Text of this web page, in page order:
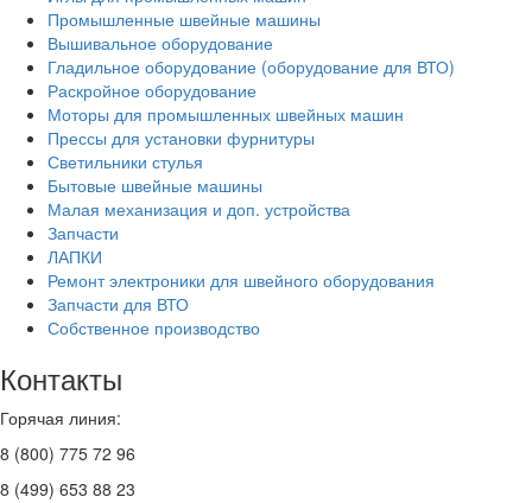
Промышленные швейные машины
Вышивальное оборудование
Гладильное оборудование (оборудование для ВТО)
Раскройное оборудование
Моторы для промышленных швейных машин
Прессы для установки фурнитуры
Светильники стулья
Бытовые швейные машины
Малая механизация и доп. устройства
Запчасти
ЛАПКИ
Ремонт электроники для швейного оборудования
Запчасти для ВТО
Собственное производство
Контакты
Горячая линия:
8 (800) 775 72 96
8 (499) 653 88 23